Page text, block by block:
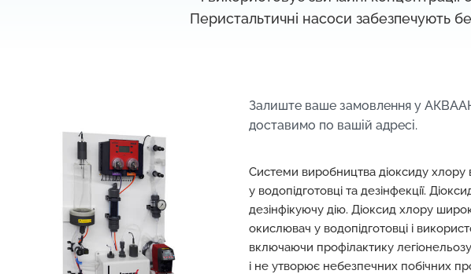
Перистальтичні насоси забезпечують
Залиште ваше замовлення у
доставимо по вашій адресі.
Системи виробництва діоксиду хлору
у водопідготовці та дезінфекції.
дезінфікуючу дію. Діоксид хлору
окислювач у водопідготовці і
включаючи профілактику
і не утворює небезпечних побічних